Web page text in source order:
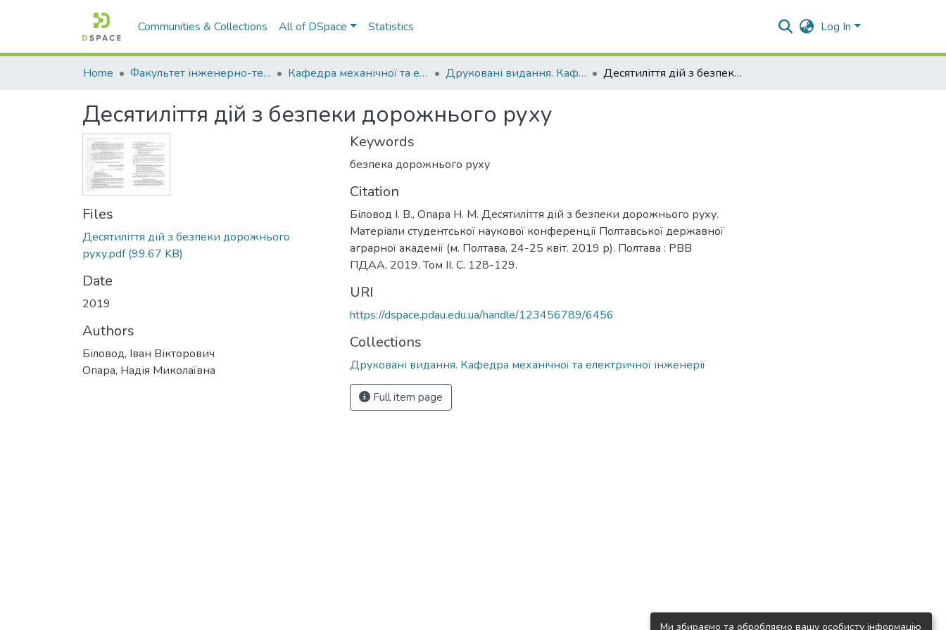
Communities & Collections All of DSpace Statistics Log In
Home Факультет інженерно-технологічний Кафедра механічної та електричної інженерії Друковані видання. Кафедра механічної та електричної інженерії Десятиліття дій з безпеки дорожнього руху
Десятиліття дій з безпеки дорожнього руху
Files
Десятиліття дій з безпеки дорожнього
руху.pdf(99.67 KB)
Date
2019
Authors
Біловод, Іван Вікторович
Опара, Надія Миколаївна
Keywords
безпека дорожнього руху
Citation
Біловод І. В., Опара Н. М. Десятиліття дій з безпеки дорожнього руху.
Матеріали студентської наукової конференції Полтавської державної
аграрної академії (м. Полтава, 24-25 квіт. 2019 р). Полтава : РВВ
ПДАА, 2019. Том ІІ. С. 128-129.
URI
https://dspace.pdau.edu.ua/handle/123456789/6456
Collections
Друковані видання. Кафедра механічної та електричної інженерії
Full item page
Ми збираємо та обробляємо вашу особисту інформацію